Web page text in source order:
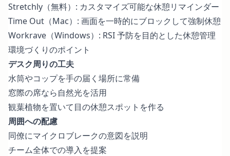
Stretchly（無料）: カスタマイズ可能な休憩リマインダー
Time Out（Mac）: 画面を一時的にブロックして強制休憩
Workrave（Windows）: RSI 予防を目的とした休憩管理
環境づくりのポイント
デスク周りの工夫
水筒やコップを手の届く場所に常備
窓際の席なら自然光を活用
観葉植物を置いて目の休憩スポットを作る
周囲への配慮
同僚にマイクロブレークの意図を説明
チーム全体での導入を提案